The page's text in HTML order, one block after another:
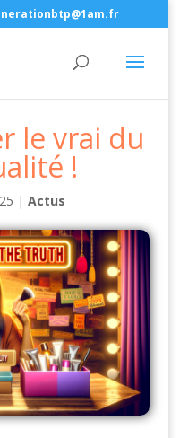
le vrai du
!
| Actus